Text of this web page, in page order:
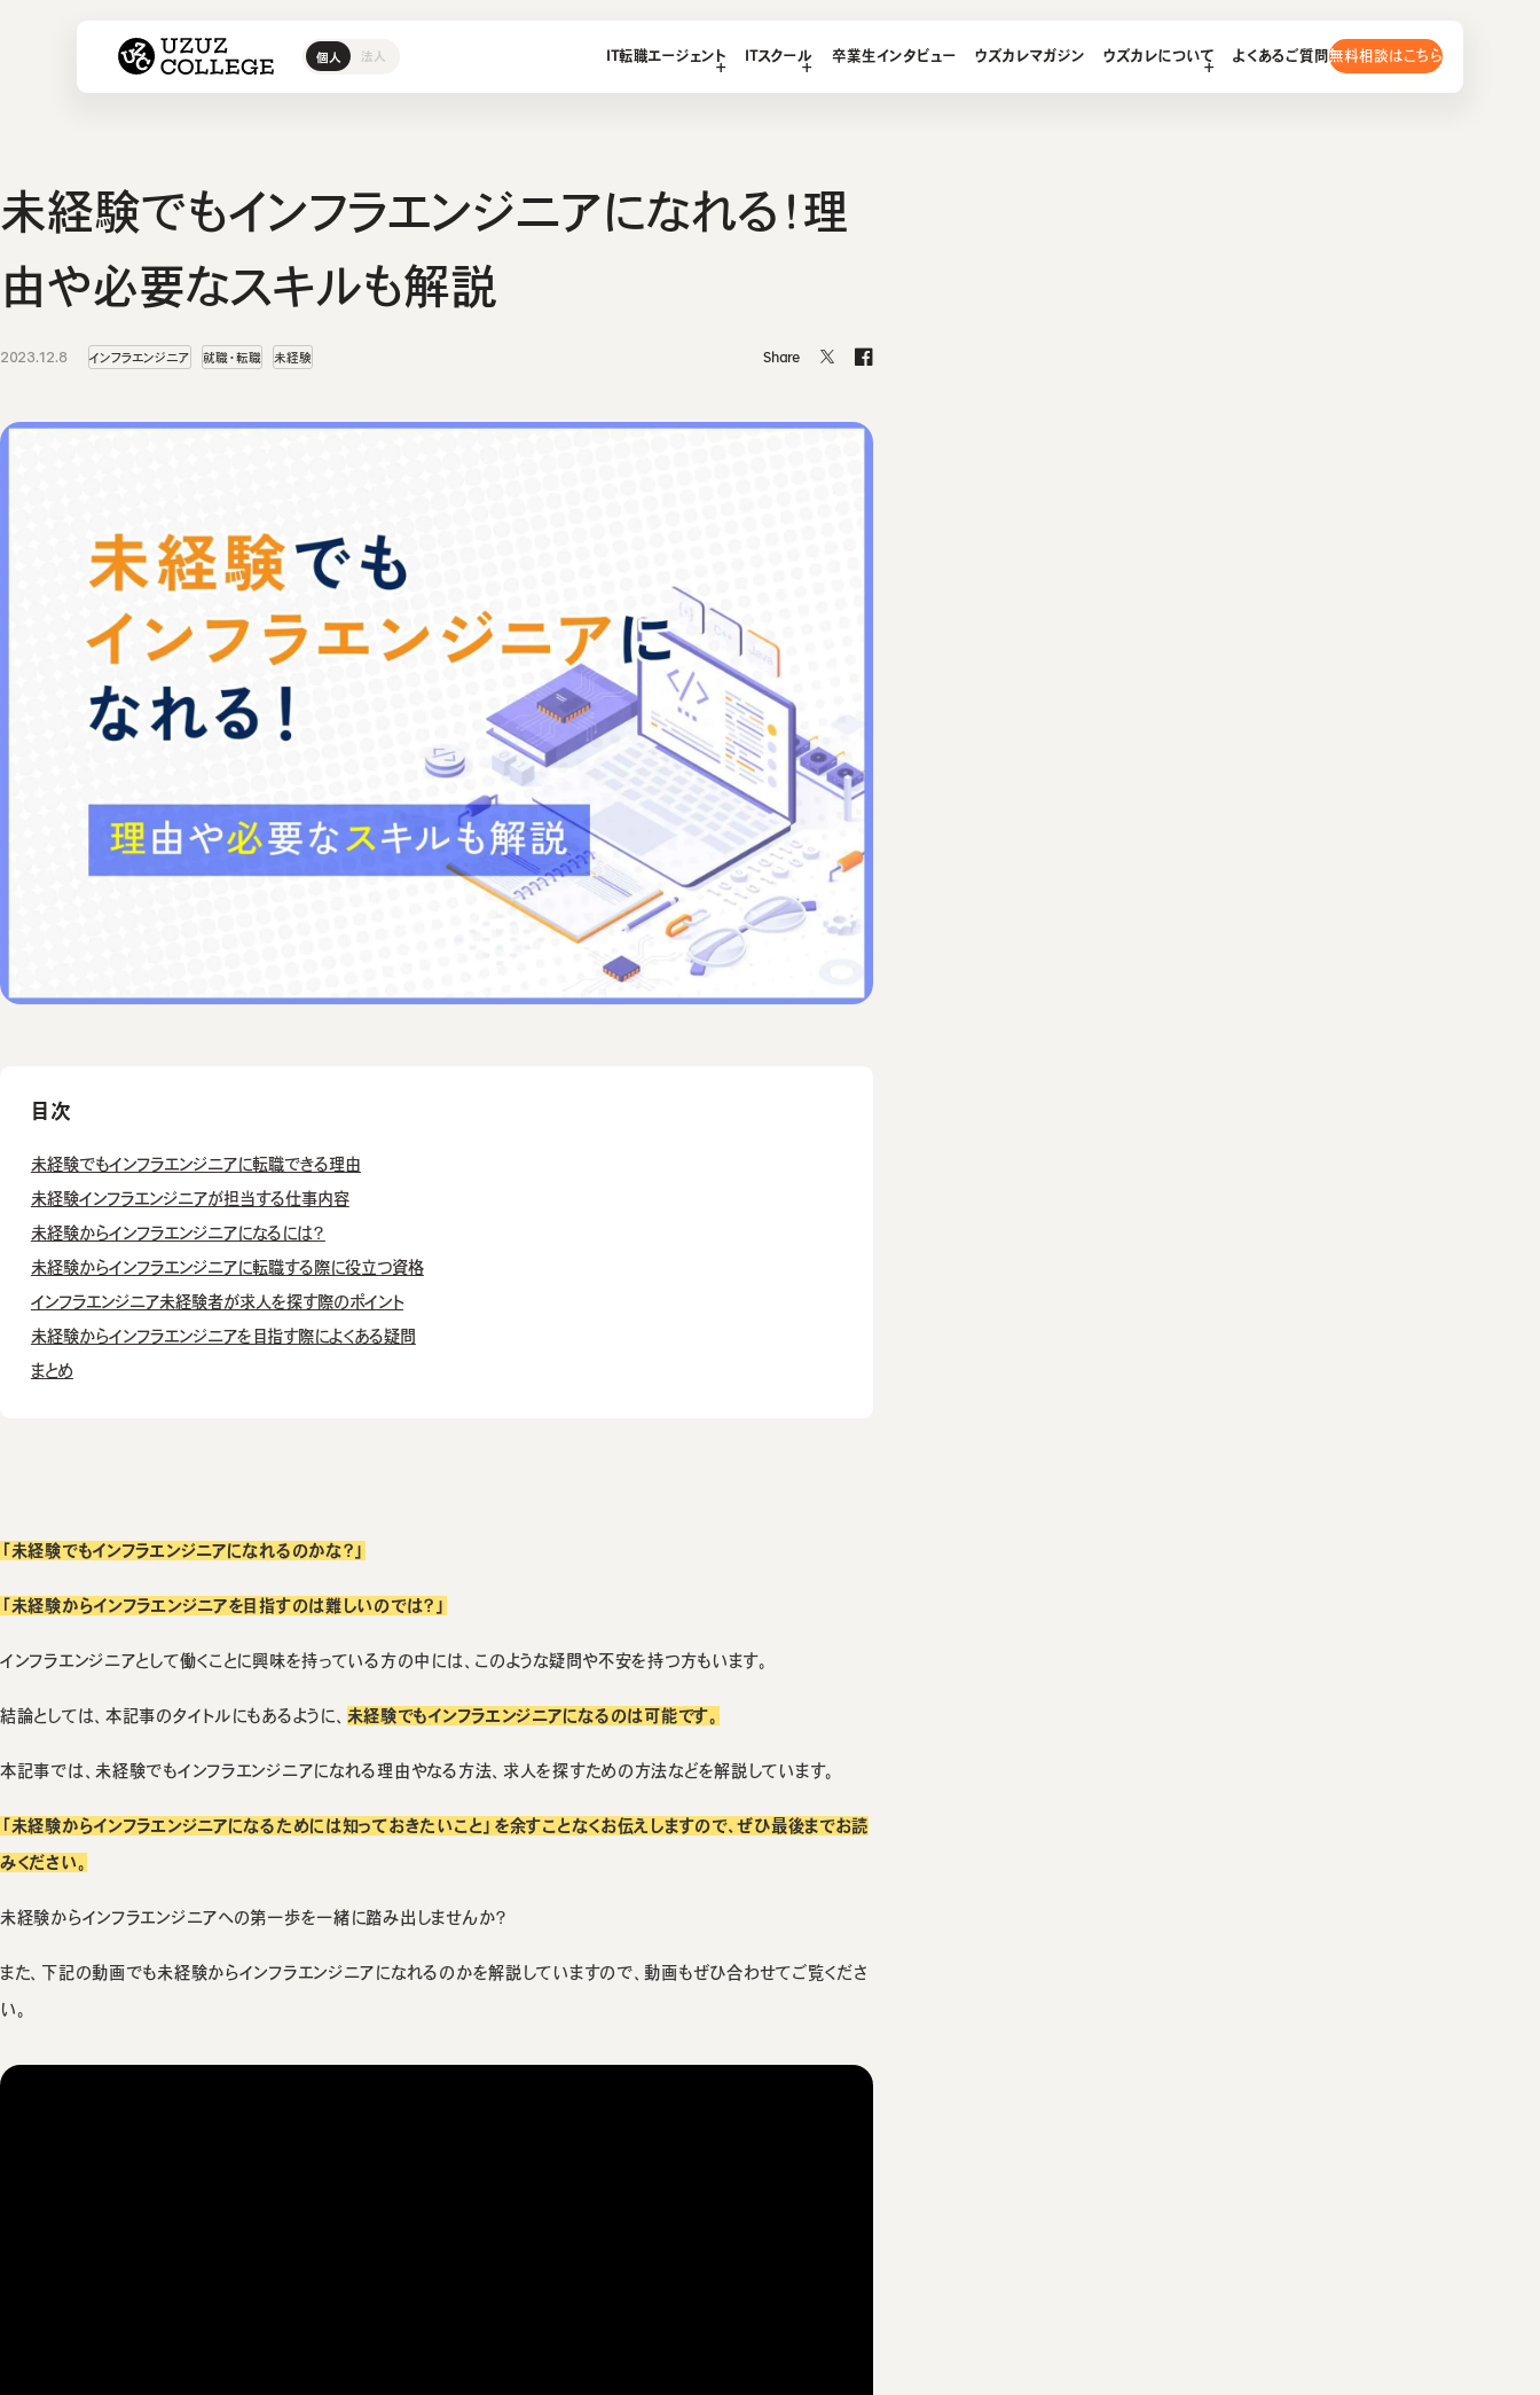
ウズウズカレッジ UZUZ COLLEGE
個人 法人 IT転職エージェント ITスクール 卒業生インタビュー ウズカレマガジン ウズカレについて よくあるご質問 無料相談はこちら
AWSコース
教材コンテンツ
未経験でもインフラエンジニアになれる！理
由や必要なスキルも解説
2023.12.8 インフラエンジニア 就職・転職 未経験 Share
目次
未経験でもインフラエンジニアに転職できる理由
未経験インフラエンジニアが担当する仕事内容
未経験からインフラエンジニアになるには？
未経験からインフラエンジニアに転職する際に役立つ資格
インフラエンジニア未経験者が求人を探す際のポイント
未経験からインフラエンジニアを目指す際によくある疑問
まとめ
「未経験でもインフラエンジニアになれるのかな？」
「未経験からインフラエンジニアを目指すのは難しいのでは？」
インフラエンジニアとして働くことに興味を持っている方の中には、このような疑問や不安を持つ方もいます。
結論としては、本記事のタイトルにもあるように、 未経験でもインフラエンジニアになるのは可能です。
本記事では、未経験でもインフラエンジニアになれる理由やなる方法、求人を探すための方法などを解説しています。
「未経験からインフラエンジニアになるためには知っておきたいこと」を余すことなくお伝えしますので、ぜひ最後までお読
みください。
未経験からインフラエンジニアへの第一歩を一緒に踏み出しませんか？
また、下記の動画でも未経験からインフラエンジニアになれるのかを解説していますので、動画もぜひ合わせてご覧くださ
い。